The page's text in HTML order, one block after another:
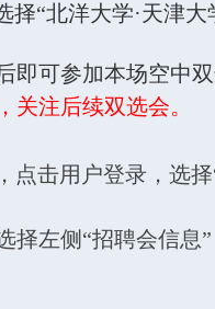
择“北洋大学·天津
可参加本场空中双
关注后续双选会。
点击用户登录，选
左侧“招聘会信息”